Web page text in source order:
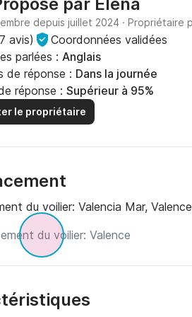
depuis juillet 2024 · Propriétaire
avis)
Coordonnées validées
parlées : Anglais
de réponse : Dans la journée
réponse : Supérieur à 95%
le propriétaire
du voilier: Valencia Mar, Valence